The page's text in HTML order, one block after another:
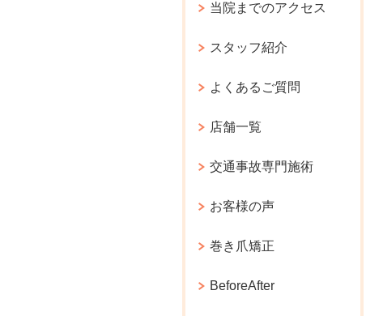
当院までのアクセス
スタッフ紹介
よくあるご質問
店舗一覧
交通事故専門施術
お客様の声
巻き爪矯正
BeforeAfter